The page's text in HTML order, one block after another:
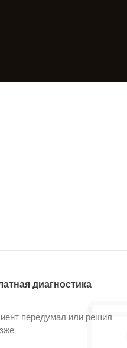
диагностика
передумал или решил